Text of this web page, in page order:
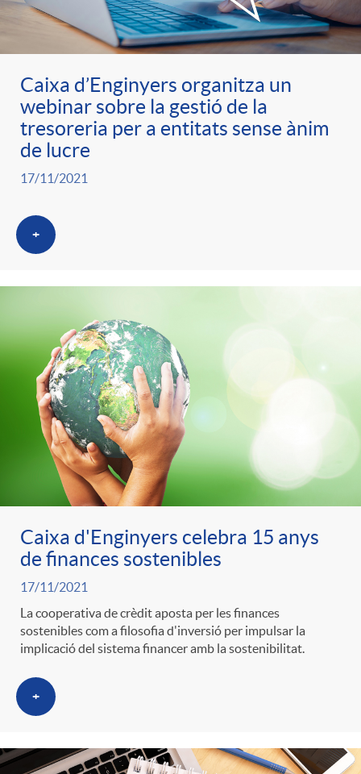
r
a
S
l
d
r
e
n
s
a
ó
p
e
r
c
a
t
e
r
i
e
s
e
n
i
d
o
A
a
F
i
l
t
i
c
a
d
o
r
c
o
n
t
i
n
Caixa d’Enginyers organitza un
webinar sobre la gestió de la
tresoreria per a entitats sense ànim
de lucre
17/11/2021
+
Caixa d'Enginyers celebra 15 anys
de finances sostenibles
17/11/2021
La cooperativa de crèdit aposta per les finances
sostenibles com a filosofia d'inversió per impulsar la
implicació del sistema financer amb la sostenibilitat.
+